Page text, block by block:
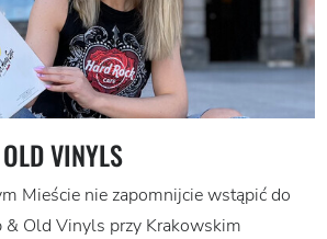
VINYLS
Mieście nie zapomnijcie wstąpić do
& Old Vinyls przy Krakowskim